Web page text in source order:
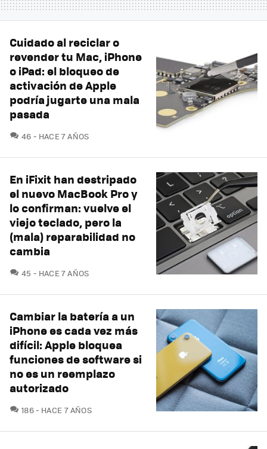
Cuidado al reciclar o
revender tu Mac, iPhone
o iPad: el bloqueo de
activación de Apple
podría jugarte una mala
pasada
46 COMENTARIOS
HACE 7 AÑOS
En iFixit han destripado
el nuevo MacBook Pro y
lo confirman: vuelve el
viejo teclado, pero la
(mala) reparabilidad no
cambia
45 COMENTARIOS
HACE 7 AÑOS
Cambiar la batería a un
iPhone es cada vez más
difícil: Apple bloquea
funciones de software si
no es un reemplazo
autorizado
186COMENTARIOS
HACE 7 AÑOS